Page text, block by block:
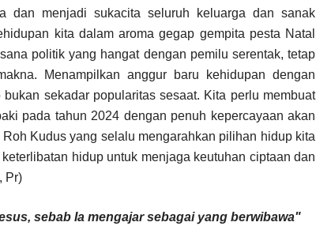
dan menjadi sukacita seluruh keluarga dan sanak
kita dalam aroma gegap gempita pesta Natal
politik yang hangat dengan pemilu serentak, tetap
Menampilkan anggur baru kehidupan dengan
sekadar popularitas sesaat. Kita perlu membuat
pada tahun 2024 dengan penuh kepercayaan akan
Kudus yang selalu mengarahkan pilihan hidup kita
hidup untuk menjaga keutuhan ciptaan dan
Pr)
sebab Ia mengajar sebagai yang berwibawa"